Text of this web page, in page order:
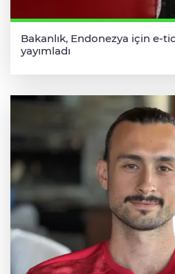
Bakanlık, Endonezya için e-
yayımladı